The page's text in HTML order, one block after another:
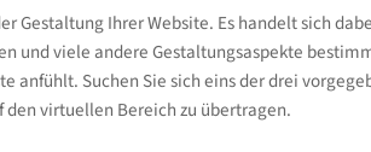
wählen Sie dasMastertemplate.
Gestaltung Ihrer Website. Es handelt sich
und viele andere Gestaltungsaspekte
anfühlt. Suchen Sie sich eins der drei
den virtuellen Bereich zu übertragen.